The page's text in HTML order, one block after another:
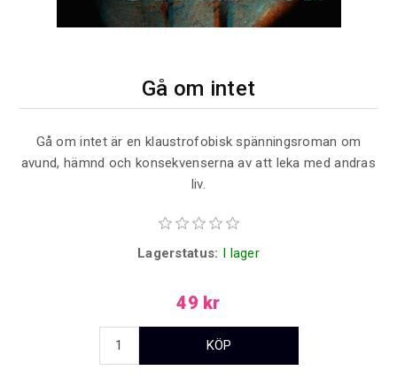
Gå om intet
Gå om intet är en klaustrofobisk spänningsroman om
avund, hämnd och konsekvenserna av att leka med andras
liv.
Lagerstatus: I lager
49 kr